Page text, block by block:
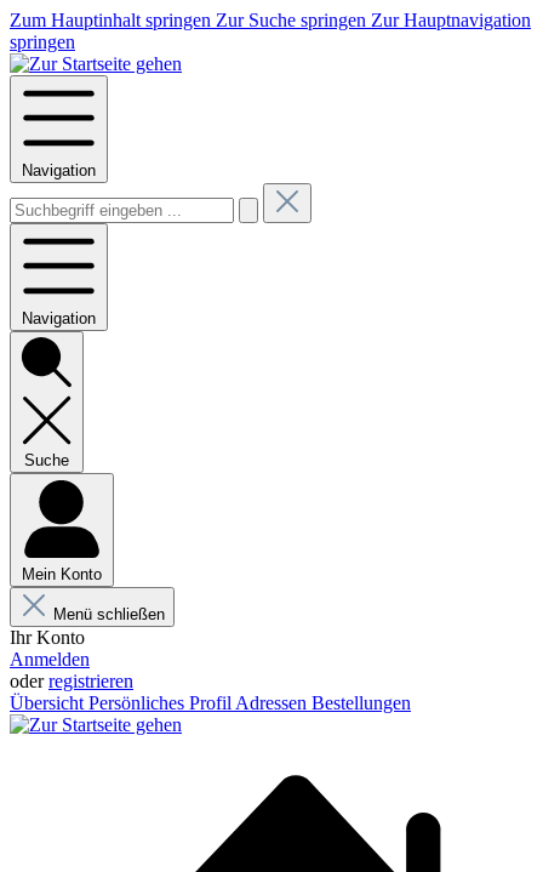
Zum Hauptinhalt springen Zur Suche springen Zur Hauptnavigation
springen
Navigation
Navigation
Suche
Mein Konto
Menü schließen
Ihr Konto
Anmelden
oderregistrieren
Übersicht Persönliches Profil Adressen Bestellungen